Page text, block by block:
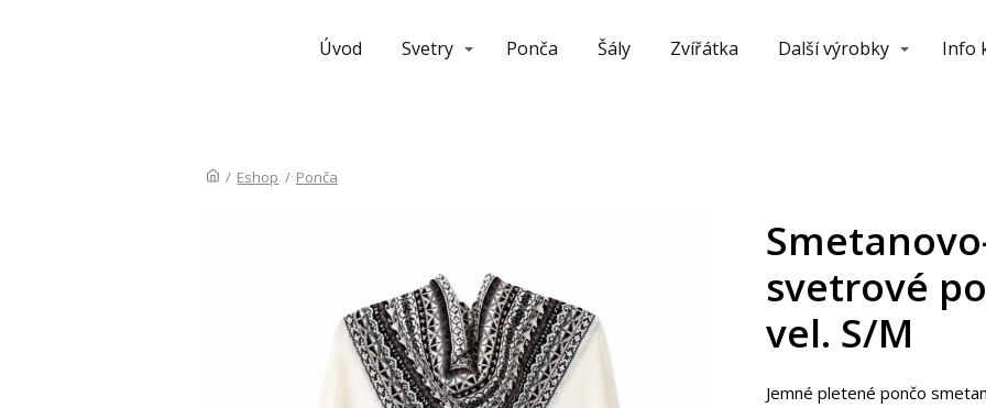
Úvod Svetry Ponča Šály Zvířátka Další výrobky Info
/ Eshop / Ponča
svetrové
vel. S/M
Jemné pletené pončo